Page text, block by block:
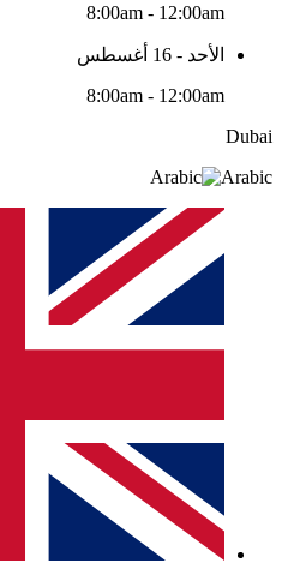
8:00am - 12:00am
الأحد - 16 أغسطس
8:00am - 12:00am
Dubai
Arabic